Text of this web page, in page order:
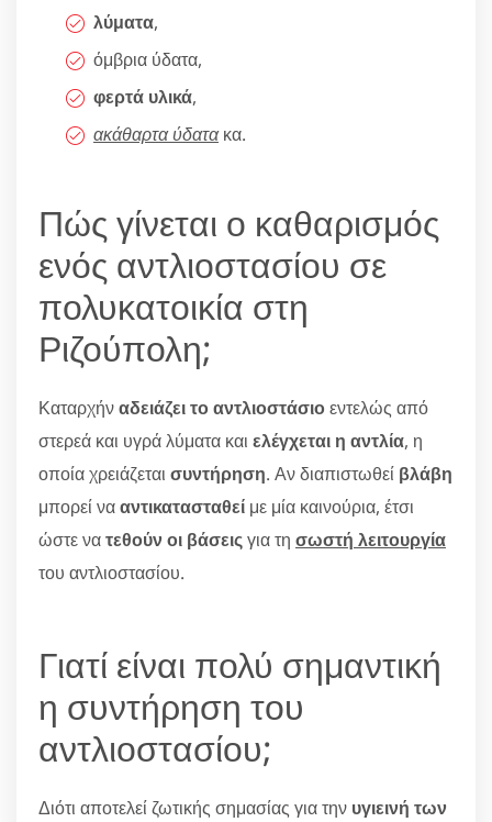
λύματα,
όμβρια ύδατα,
φερτά υλικά,
ακάθαρτα ύδατακα.
Πώς γίνεται ο καθαρισμός
ενός αντλιοστασίου σε
πολυκατοικία στη
Ριζούπολη;
Καταρχήναδειάζει το αντλιοστάσιοεντελώς από
στερεά και υγρά λύματα και ελέγχεται η αντλία, η
οποία χρειάζεται συντήρηση. Αν διαπιστωθεί βλάβη
μπορεί νααντικατασταθεί με μία καινούρια, έτσι
ώστε νατεθούν οι βάσειςγια τη σωστή λειτουργία
του αντλιοστασίου.
Γιατί είναι πολύ σημαντική
η συντήρηση του
αντλιοστασίου;
Διότι αποτελεί ζωτικής σημασίας για την υγιεινή των